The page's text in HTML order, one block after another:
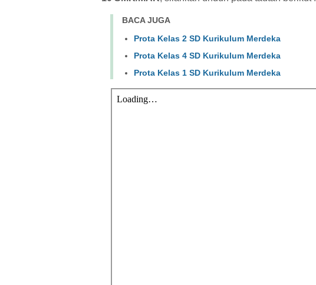
BACA JUGA
Prota Kelas 2 SD Kurikulum Merdeka
Prota Kelas 4 SD Kurikulum Merdeka
Prota Kelas 1 SD Kurikulum Merdeka